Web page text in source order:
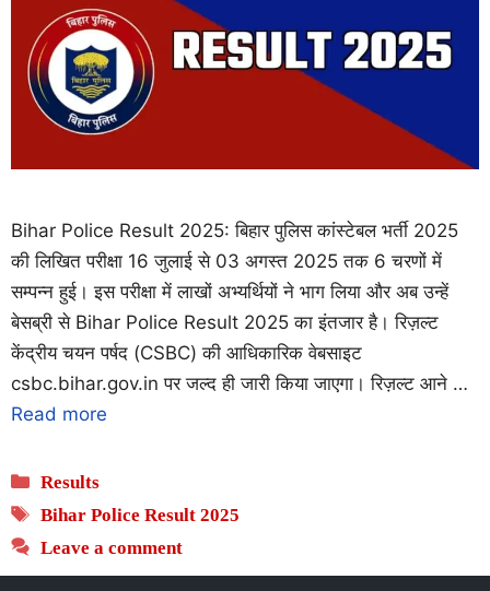
Bihar Police Result 2025: बिहार पुलिस कांस्टेबल भर्ती 2025
की लिखित परीक्षा 16 जुलाई से 03 अगस्त 2025 तक 6 चरणों में
सम्पन्न हुई। इस परीक्षा में लाखों अभ्यर्थियों ने भाग लिया और अब उन्हें
बेसब्री से Bihar Police Result 2025 का इंतजार है। रिज़ल्ट
केंद्रीय चयन पर्षद (CSBC) की आधिकारिक वेबसाइट
csbc.bihar.gov.in पर जल्द ही जारी किया जाएगा। रिज़ल्ट आने …
Read more
Categories
Results
Tags
Bihar Police Result 2025
Leave a comment